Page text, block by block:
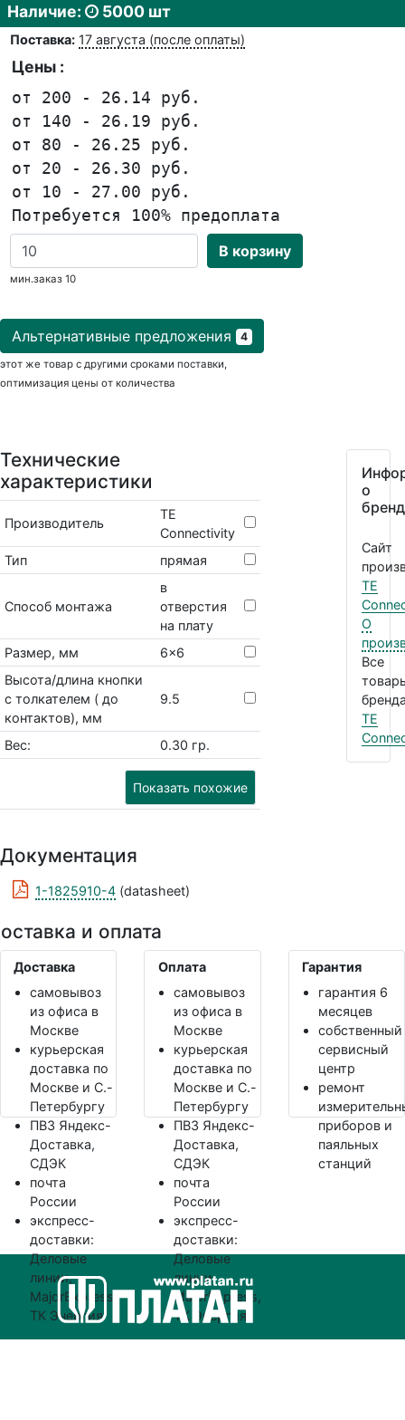
Наличие: 5000 шт
Поставка: 17 августа (после оплаты)
Цены :
от 200 - 26.14 руб.
от 140 - 26.19 руб.
от 80 - 26.25 руб.
от 20 - 26.30 руб.
от 10 - 27.00 руб.
Потребуется 100% предоплата
В корзину
мин.заказ 10
Альтернативные предложения 4
этот же товар с другими сроками поставки,
оптимизация цены от количества
Технические
характеристики
Производитель
TE
Connectivity
Тип
прямая
Способ монтажа
в
отверстия
на плату
Размер, мм
6x6
Высота/длина кнопки
с толкателем ( до
контактов), мм
9.5
Вес: 0.30 гр.
Показать похожие
о
Сайт
TE
О
Все
TE
Документация
1-1825910-4 (datasheet)
и оплата
Доставка
самовывоз
из офиса в
Москве
курьерская
доставка по
Москве и С.-
Петербургу
ПВЗ Яндекс-
Доставка,
СДЭК
почта
России
экспресс-
доставки:
Деловые
линии,
MajorExpress,
ТК Энергия
Оплата
самовывоз
из офиса в
Москве
курьерская
доставка по
Москве и С.-
Петербургу
ПВЗ Яндекс-
Доставка,
СДЭК
почта
России
экспресс-
доставки:
Деловые
линии,
MajorExpress,
ТК Энергия
Гарантия
гарантия 6
месяцев
собственный
сервисный
центр
ремонт
приборов и
паяльных
станций